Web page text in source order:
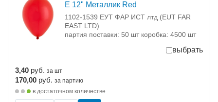
Е 12" Металлик Red
1102-1539 ЕУТ ФАР ИСТ лтд (EUT FAR
EAST LTD)
партия поставки: 50 шт коробка: 4500 шт
выбрать
3,40 руб. за шт
170,00 руб. за партию
в достаточном количестве